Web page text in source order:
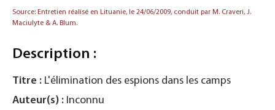
Source: Entretien réalisé en Lituanie, le 24/06/2009, conduit par M. Craveri, J.
Maciulyte & A. Blum.
Description :
Titre : L'élimination des espions dans les camps
Auteur(s) : Inconnu